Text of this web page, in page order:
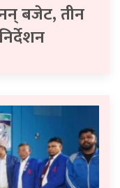
बजेट, तीन